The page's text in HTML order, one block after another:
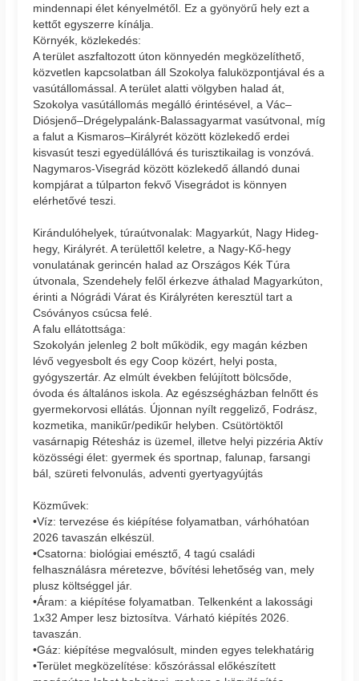
mindennapi élet kényelmétől. Ez a gyönyörű hely ezt a
kettőt egyszerre kínálja.
Környék, közlekedés:
A terület aszfaltozott úton könnyedén megközelíthető,
közvetlen kapcsolatban áll Szokolya faluközpontjával és a
vasútállomással. A terület alatti völgyben halad át,
Szokolya vasútállomás megálló érintésével, a Vác–
Diósjenő–Drégelypalánk-Balassagyarmat vasútvonal, míg
a falut a Kismaros–Királyrét között közlekedő erdei
kisvasút teszi egyedülállóvá és turisztikailag is vonzóvá.
Nagymaros-Visegrád között közlekedő állandó dunai
kompjárat a túlparton fekvő Visegrádot is könnyen
elérhetővé teszi.
Kirándulóhelyek, túraútvonalak: Magyarkút, Nagy Hideg-
hegy, Királyrét. A területtől keletre, a Nagy-Kő-hegy
vonulatának gerincén halad az Országos Kék Túra
útvonala, Szendehely felől érkezve áthalad Magyarkúton,
érinti a Nógrádi Várat és Királyréten keresztül tart a
Csóványos csúcsa felé.
A falu ellátottsága:
Szokolyán jelenleg 2 bolt működik, egy magán kézben
lévő vegyesbolt és egy Coop közért, helyi posta,
gyógyszertár. Az elmúlt években felújított bölcsőde,
óvoda és általános iskola. Az egészségházban felnőtt és
gyermekorvosi ellátás. Újonnan nyílt reggeliző, Fodrász,
kozmetika, manikűr/pedikűr helyben. Csütörtöktől
vasárnapig Rétesház is üzemel, illetve helyi pizzéria Aktív
közösségi élet: gyermek és sportnap, falunap, farsangi
bál, szüreti felvonulás, adventi gyertyagyújtás
Közművek:
•Víz: tervezése és kiépítése folyamatban, várhóhatóan
2026 tavaszán elkészül.
•Csatorna: biológiai emésztő, 4 tagú családi
felhasználásra méretezve, bővítési lehetőség van, mely
plusz költséggel jár.
•Áram: a kiépítése folyamatban. Telkenként a lakossági
1x32 Amper lesz biztosítva. Várható kiépítés 2026.
tavaszán.
•Gáz: kiépítése megvalósult, minden egyes telekhatárig
•Terület megközelítése: kőszórással előkészített